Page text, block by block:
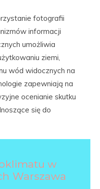
fotografii
informacji
umożliwia
ziemi,
wód widocznych na
zapewniają na
ocenianie skutku
się do
w
Warszawa